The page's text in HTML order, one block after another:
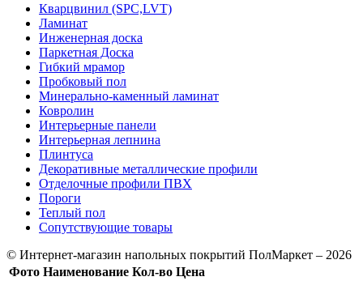
Кварцвинил (SPC,LVT)
Ламинат
Инженерная доска
Паркетная Доска
Гибкий мрамор
Пробковый пол
Минерально-каменный ламинат
Ковролин
Интерьерные панели
Интерьерная лепнина
Плинтуса
Декоративные металлические профили
Отделочные профили ПВХ
Пороги
Теплый пол
Сопутствующие товары
© Интернет-магазин напольных покрытий ПолМаркет – 2026
Фото Наименование Кол-во Цена